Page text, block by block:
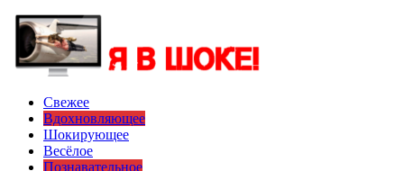
Свежее
Вдохновляющее
Шокирующее
Весёлое
Познавательное